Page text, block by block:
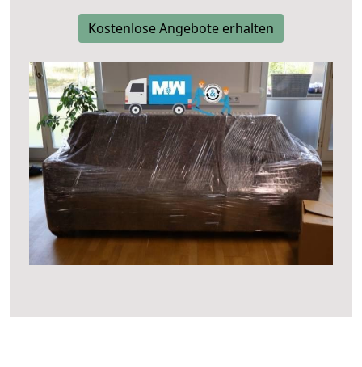
Kostenlose Angebote erhalten